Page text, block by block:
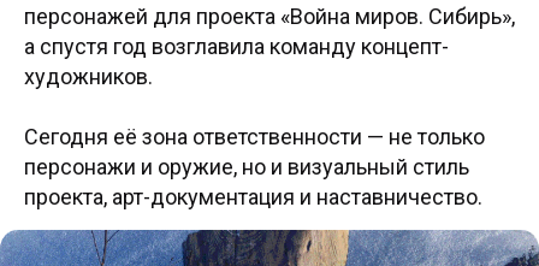
персонажей для проекта «Война миров. Сибирь»,
а спустя год возглавила команду концепт-
художников.
Сегодня её зона ответственности — не только
персонажи и оружие, но и визуальный стиль
проекта, арт-документация и наставничество.